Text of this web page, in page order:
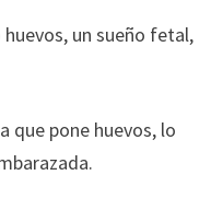
un sueño fetal,
que pone huevos, lo